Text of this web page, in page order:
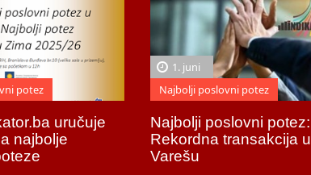
potez
uručuje
najbolje
1. juni
Najbolji poslovni potez
Najbolji poslovni potez:
Rekordna transakcija u
Varešu